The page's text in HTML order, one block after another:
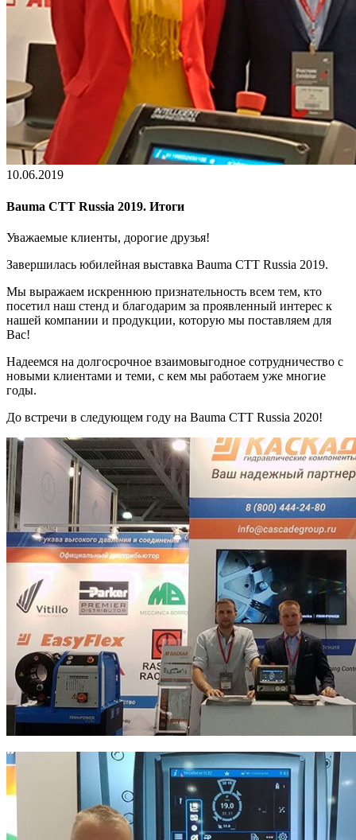
10.06.2019
Bauma CTT Russia 2019. Итоги
Уважаемые клиенты, дорогие друзья!
Завершилась юбилейная выставка Bauma CTT Russia 2019.
Мы выражаем искреннюю признательность всем тем, кто
посетил наш стенд и благодарим за проявленный интерес к
нашей компании и продукции, которую мы поставляем для
Вас!
Надеемся на долгосрочное взаимовыгодное сотрудничество с
новыми клиентами и теми, с кем мы работаем уже многие
годы.
До встречи в следующем году на Bauma CTT Russia 2020!